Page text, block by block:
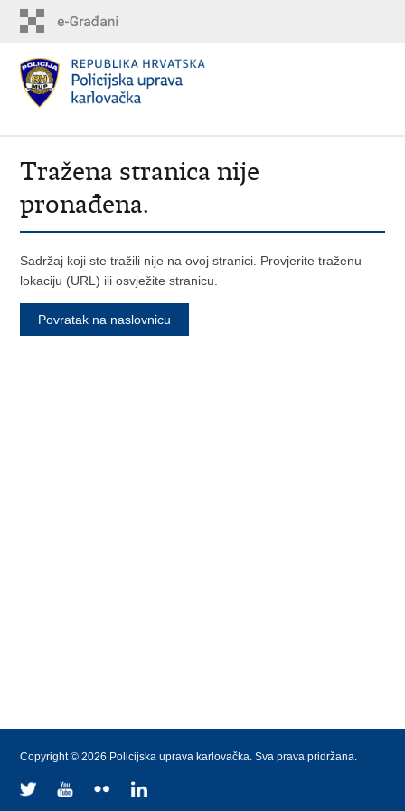
Tražena stranica nije
pronađena.
Sadržaj koji ste tražili nije na ovoj stranici. Provjerite traženu
lokaciju (URL) ili osvježite stranicu.
Povratak na naslovnicu
Copyright © 2026 Policijska uprava karlovačka. Sva prava pridržana.